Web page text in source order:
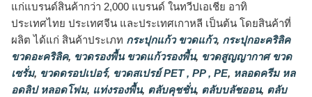
แก่แบรนด์สินค้ากว่า 2,000 แบรนด์ ในทวีปเอเชีย อาทิ
ประเทศไทย ประเทศจีน และประเทศเกาหลี เป็นต้น โดยสินค้าที่
ผลิต ได้แก่ สินค้าประเภท กระปุกแก้ว ขวดแก้ว, กระปุกอะคริลิค
ขวดอะคริลิค, ขวดรองพื้น ขวดแก้วรองพื้น, ขวดสูญญากาศ ขวด
เซรั่ม, ขวดดรอปเปอร์, ขวดสเปรย์ PET , PP , PE, หลอดครีม หล
อดลิป หลอดโฟม, แท่งรองพื้น, ตลับคุชชั่น, ตลับบลัชออน, ตลับ